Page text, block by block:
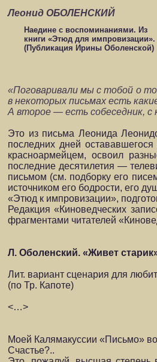
Леонид ОБОЛЕНСКИЙ
Наедине с воспоминаниями. Из
книги «Этюд для импровизации».
(Публикация Ирины Оболенской)
«Поговаривали мы с тобой о
в некоторых письмах есть
А второе — есть собеседник, с
Это из письма Леонида
последних дней
красноармейцем, освоил
последние десятилетия —
письмом (см. подборку его
источником его бодрости, его
«Этюд к импровизации»,
Редакция «Киноведческих
фрагментами читателей
Л. Оболенский. «Живет
Лит. вариант сценария для
(по Тр. Капоте)
<…>
Моей Калямакуссии «Письмо»
Счастье?..